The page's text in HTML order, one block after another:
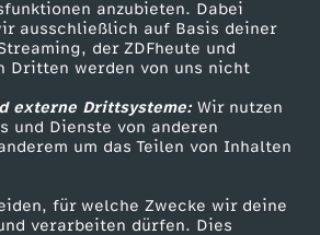
anzubieten. Dabei
ausschließlich auf Basis deiner
der ZDFheute und
Dritten werden von uns nicht
externe Drittsysteme:Wir nutzen
und Dienste von anderen
um das Teilen von Inhalten
für welche Zwecke wir deine
verarbeiten dürfen. Dies